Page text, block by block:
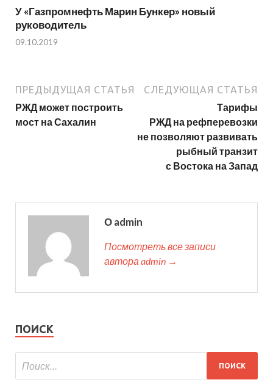
У «Газпромнефть Марин Бункер» новый
руководитель
09.10.2019
ПРЕДЫДУЩАЯ СТАТЬЯ
РЖД может построить
мост на Сахалин
СЛЕДУЮЩАЯ СТАТЬЯ
Тарифы
РЖД на рефперевозки
не позволяют развивать
рыбный транзит
с Востока на Запад
О admin
Посмотреть все записи
автора admin →
ПОИСК